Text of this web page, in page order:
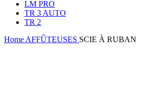
LM PRO
TR 3 AUTO
TR 2
HomeAFFÛTEUSES SCIE À RUBAN